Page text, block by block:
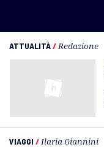
ATTUALITÀ/ Redazione
VIAGGI / Ilaria Giannini